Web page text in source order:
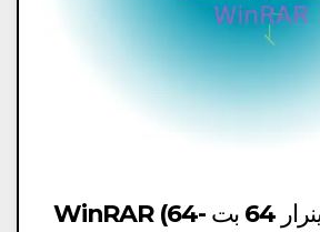
تحميل برنامج وينرار 64 بت WinRAR (64-